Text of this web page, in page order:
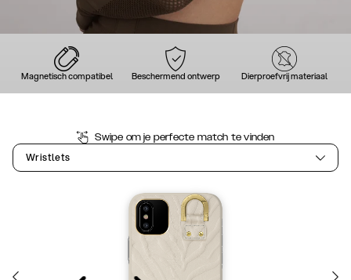
Magnetisch compatibel Beschermend ontwerp Dierproefvrij materiaal
Swipe om je perfecte match te vinden
Wristlets